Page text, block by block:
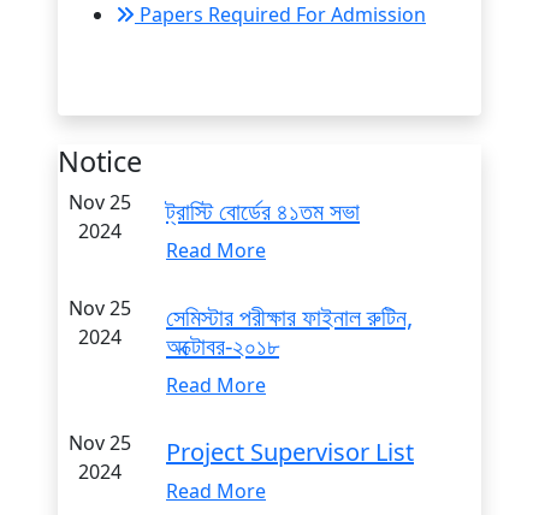
Papers Required For Admission
Notice
Nov 25
2024
ট্রাস্টি বোর্ডের ৪১তম সভা
Read More
Nov 25
2024
সেমিস্টার পরীক্ষার ফাইনাল রুটিন,
অক্টোবর-২০১৮
Read More
Nov 25
2024
Project Supervisor List
Read More